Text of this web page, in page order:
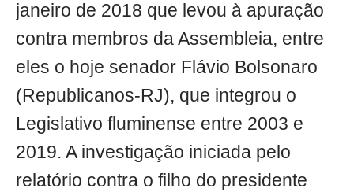
janeiro de 2018 que levou à apuração
contra membros da Assembleia, entre
eles o hoje senador Flávio Bolsonaro
(Republicanos-RJ), que integrou o
Legislativo fluminense entre 2003 e
2019. A investigação iniciada pelo
relatório contra o filho do presidente